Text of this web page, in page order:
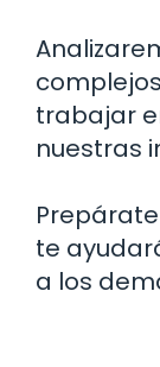
trabajar
nuestras
te
a los